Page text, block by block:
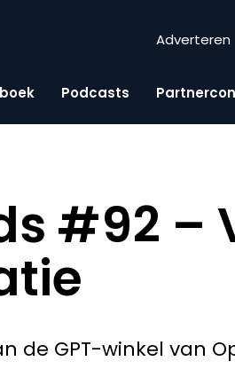
Adverteren
Podcasts
#92 –
de GPT-winkel van